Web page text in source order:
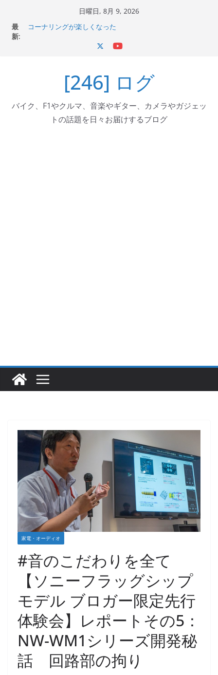
日曜日, 8月 9, 2026
最
新:
Italjet Dragster 200のフロントISSサスの動きが判ったら
Italjet Dragster 200が納車完了！各部をチェックして、ス
Ken Block 逝去
岩手県奥州市へのふるさと納税で KGR HARMONY 南部鉄
器エフェクターが返礼品でもらえる！
[246] ログ
バイク、F1やクルマ、音楽やギター、カメラやガジェッ
トの話題を日々お届けするブログ
家電・オーディオ
#音のこだわりを全て
【ソニーフラッグシップ
モデル ブロガー限定先行
体験会】レポートその5：
NW-WM1シリーズ開発秘
話 回路部の拘り